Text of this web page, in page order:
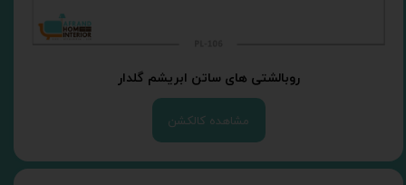
روبالشتی های ساتن ابریشم گلدار
مشاهده کالکشن